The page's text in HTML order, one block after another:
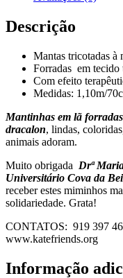
PETÚNIA
Descrição
Mantas tricotadas à
Forradas em tecido
Com efeito
Medidas: 1,10m/
Mantinhas em lã
dracalon, lindas,
animais adoram.
Muito obrigada Drª
Universitário Cova da
receber estes miminhos
solidariedade. Grata!
CONTATOS: 919 397
www.katefriends.org
Informação